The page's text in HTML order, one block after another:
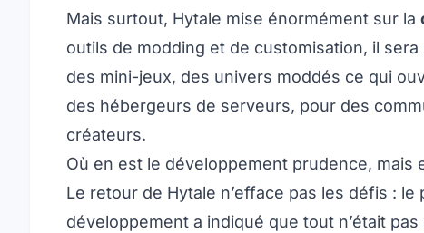
Mais surtout, Hytale mise énormément sur la
outils de modding et de customisation, il
des mini-jeux, des univers moddés ce qui
des hébergeurs de serveurs, pour des
créateurs.
Où en est le développement prudence, mais
Le retour de Hytale n’efface pas les défis :
développement a indiqué que tout n’était